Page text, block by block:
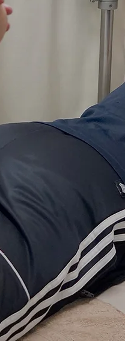
ス対策
本政府
ロナウ
す。